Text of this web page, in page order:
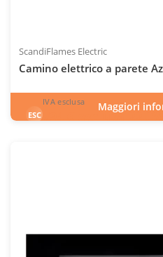
ScandiFlames Electric
Camino elettrico a parete
ESC
IVA esclusa
794€esclusa
Maggiori